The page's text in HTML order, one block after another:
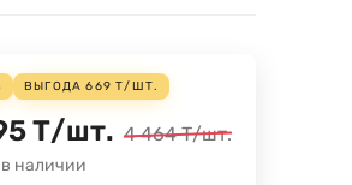
ВЫГОДА669 Т/ШТ.
Т/шт. 4 464 Т/шт.
наличии